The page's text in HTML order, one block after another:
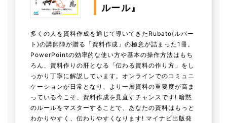
ルール』
多くの人を資料作成を通じて導いてきたRubato(ルバー
ト)の講師陣が贈る「資料作成」の極意が詰まった1冊。
PowerPointの効率的な使い方や基本の操作方法はもち
ろん、資料作りの肝となる「伝わる資料の作り方」をし
っかり丁寧に解説しています。オンラインでのコミュニ
ケーションが日常となり、より一層資料の重要度が高ま
っている今こそ、資料作成を見直すチャンスです! 暗黙
のルールをマスターすることで、あなたの資料はもっと
わかりやすく、伝わりやすくなります! マイナビ出版発